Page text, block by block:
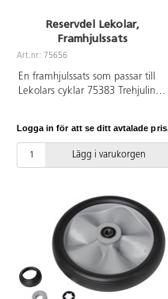
Reservdel Lekolar,
Framhjulssats
Art.nr: 75656
En framhjulssats som passar till
Lekolars cyklar 75383 Trehjuling
utryckningsfordonen 75387 polis,
75389 brandkår, 75391
ambulans, 111591 Dubbeltaxi,
ståplatta polis. Satsen passar
även till 75626 Ekocykel
trehjuling maxi, 75636 Ekocykel
taxi, 135735 Lekolar Ekocykel
race, 75640 Ekocykel, 75624
Ekocykel renhållning samt
utryckningsfordonen 75635,
Logga in för att se ditt avtalade
Lägg i varukorgen